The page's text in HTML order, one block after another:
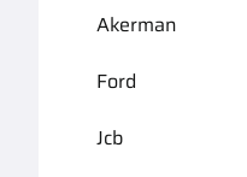
Akerman
Ford
Jcb